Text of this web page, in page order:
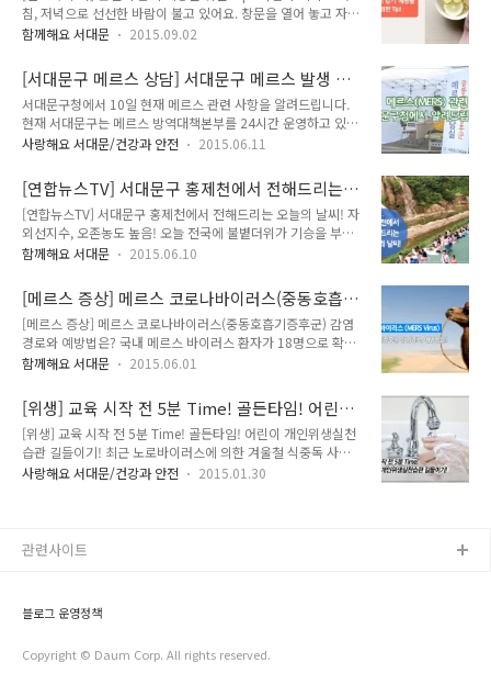
가까운 병원이나 보건소를 찾아서 치료를 받으세요 식중독 예방
에 좋은 음식이 있을까요? 지금부터 tong지기와 함께 알아봐요
린산이라는 성분이 독성물질을 분해하는 효과가 있어요! 식중독
예방뿐 아니라 ..
침, 저녁으로 선선한 바람이 불고 있어요. 창문을 열어 놓고 자면
춥다고 느낄 정도인데요. 하지만 낮에는 아직까지 더위가 기승을
건강관리에 더욱 신경써야 하는데요. 면역력이 급격하게 떨어져
서 감기에 걸리기 쉬운 때입니다. 조금만 신경 쓰면 예방이 가능
합니다. 환절기 감기 예방을 위한 생활 속 Tip! 지기와 함께 알아
볼까요~ ^^ 환절기 감기 예방 Tip 1. 개인위생에 신경쓰세요. :
환절기, 감기바이러스가 유행할 때에는 누군가와 접촉을 했을시
2. 물을 수시로 마시는 습관을 기르세요. : 기관지 점막이 말라 건
조..
함께해요 서대문 2015.09.02
[서대문구 메르스 상담] 서대문구 메르스 발생 및
대응 현황을 알려드립니다.
서대문구청에서 10일 현재 메르스 관련 사항을 알려드립니다.
현재 서대문구는 메르스 방역대책본부를 24시간 운영하고 있습
니다. 또한 서대문구보건소 옆에 메르스 상담실을 운영하고 있습
리 및 자가격리) : 3439명 ▶ 사망 9명 ◎ 우리구 현황 ▶ 확진
자 (1)명 ▶ 밀접접촉자(자가격리) 22명 ▶ 단순 접촉자 3명 ※
확진자(1) : ( )은 자택주소지는 서대문구이나 타구소재 시설(의
료기관)에 격리 중인 환자 ※ 자가격리자 22명 : 1인 2담당자(보
건소1, 동주민센터1) 지정 감시 - 감시결과 격리 상태 및 건강상
결과 특이증세 없음 ◎ 메르스 비상체계 연락망 ※ 메르스 ..
사랑해요 서대문/건강과 안전 2015.06.11
[연합뉴스TV] 서대문구 홍제천에서 전해드리는
오늘의 날씨! 자외선지수, 오존농도 높음!
[연합뉴스TV] 서대문구 홍제천에서 전해드리는 오늘의 날씨! 자
외선지수, 오존농도 높음! 오늘 전국에 불볕더위가 기승을 부리
고 있답니다. 서울은 올해 들어 최고기온을 기록하고 있다고 하
있답니다. 연합뉴스TV에서 알려주는 날씨예보! 오늘 오후 5시까
지 진행될 예정인데요! 지기와 함께 현장으로 떠나볼까요!! 홍제
천의 물레방아가 더위를 식혀주는거 같은데요. 뜨거운 햇살이 내
리쬐면서 무척 뜨겁습니다. 서울이 올해 최고온도까지 올라갔답
니다. 벌써 여름의 절정에 있는 느낌이랍니다. 전국에 자외선지
선글라스로 피부를 보호해주세요! 지기가 소개하는 자외선 차단
방법! 아랫글을 클릭해주세요 ▼ [자외선 ..
함께해요 서대문 2015.06.10
[메르스 증상] 메르스 코로나바이러스(중동호흡기
증후군) 감염경로와 예방법은?
[메르스 증상] 메르스 코로나바이러스(중동호흡기증후군) 감염
경로와 예방법은? 국내 메르스 바이러스 환자가 18명으로 확인
되었답니다. SNS를 통해 허위정보를 퍼지고 있는데요. 현혹되서
세히 알아볼까요~ 메르스 바이러스란? 메르스 코로나바이러스
(MERS-CoV), 중동호흡기 증후군이라고 불립니다. 2012년 사
우디를 비롯한 중동 지역에서 처음 발생하기 시작해서 현재까지
지속적으로 발생하고 있는 바이러스입니다. 사스(중증급성호흡
기증후군)와 유사한 바이러스 입니다. 잠복기가 1주일가량이며
함께해요 서대문 2015.06.01
[위생] 교육 시작 전 5분 Time! 골든타임! 어린이
개인위생실천습관 길들이기!
[위생] 교육 시작 전 5분 Time! 골든타임! 어린이 개인위생실천
습관 길들이기! 최근 노로바이러스에 의한 겨울철 식중독 사고
소식이 간간히 들려오고 있습니다. 하지만 영·유아에게 치명적
습니다^^ 교육 시작 전 5분 Time! 골든타임! (어린이 개인위생
는 황색초도상구균 등 세균 ▶ 요리 중에 식재료, 조리기구에 오
사랑해요 서대문/건강과 안전 2015.01.30
블로그 운영정책
Copyright © Daum Corp. All rights reserved.
관련사이트